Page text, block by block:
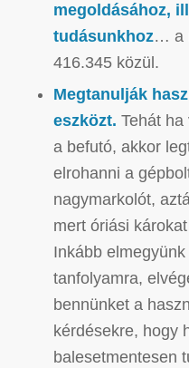
megoldásához,
tudásunkhoz… a
416.345 közül.
Megtanulják
eszközt. Tehát
a befutó, akkor
elrohanni a
nagymarkolót,
mert óriási
Inkább
tanfolyamra,
bennünket a
kérdésekre, hogy
balesetmentesen